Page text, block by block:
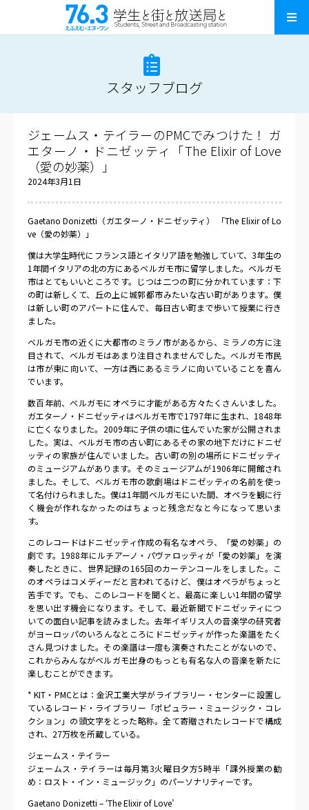
スタッフブログ
ジェームス・テイラーのPMCでみつけた！ ガ
エターノ・ドニゼッティ「The Elixir of Love
（愛の妙薬）」
2024年3月1日
Gaetano Donizetti（ガエターノ・ドニゼッティ） 「The Elixir of Lo
ve（愛の妙薬）」
僕は大学生時代にフランス語とイタリア語を勉強していて、3年生の
1年間イタリアの北の方にあるベルガモ市に留学しました。ベルガモ
市はとてもいいところです。じつは二つの町に分かれています：下
の町は新しくて、丘の上に城郭都市みたいな古い町があります。僕
は新しい町のアパートに住んで、毎日古い町まで歩いて授業に行き
ました。
ベルガモ市の近くに大都市のミラノ市があるから、ミラノの方に注
目されて、ベルガモはあまり注目されませんでした。ベルガモ市民
は市が東に向いて、一方は西にあるミラノに向いていることを喜ん
でいます。
数百年前、ベルガモにオペラに才能がある方々たくさんいました。
ガエターノ・ドニゼッティはベルガモ市で1797年に生まれ、1848年
に亡くなりました。2009年に子供の頃に住んでいた家が公開されま
した。実は、ベルガモ市の古い町にあるその家の地下だけにドニゼ
ッティの家族が住んでいました。古い町の別の場所にドニゼッティ
のミュージアムがあります。そのミュージアムが1906年に開館され
ました。そして、ベルガモ市の歌劇場はドニゼッティの名前を使っ
て名付けられました。僕は1年間ベルガモにいた間、オペラを観に行
く機会が作れなかったのはちょっと残念だなと今になって思いま
す。
このレコードはドニゼッティ作成の有名なオペラ、「愛の妙薬」の
劇です。1988年にルチアーノ・パヴァロッティが「愛の妙薬」を演
奏したときに、世界記録の165回のカーテンコールをしました。こ
のオペラはコメディーだと言われてるけど、僕はオペラがちょっと
苦手です。でも、このレコードを聞くと、最高に楽しい1年間の留学
を思い出す機会になります。そして、最近新聞でドニゼッティにつ
いての面白い記事を読みました。去年イギリス人の音楽学の研究者
がヨーロッパのいろんなところにドニゼッティが作った楽譜をたく
さん見つけました。その楽譜は一度も演奏されたことがないので、
これからみんながベルガモ出身のもっとも有名な人の音楽を新たに
楽しむことができます。
* KIT・PMCとは：金沢工業大学がライブラリー・センターに設置し
ているレコード・ライブラリー「ポピュラー・ミュージック・コレ
クション」の頭文字をとった略称。全て寄贈されたレコードで構成
され、27万枚を所蔵している。
ジェームス・テイラー
ジェームス・テイラーは毎月第3火曜日夕方5時半「課外授業の勧
め：ロスト・イン・ミュージック」のパーソナリティーです。
Gaetano Donizetti – ‘The Elixir of Love’